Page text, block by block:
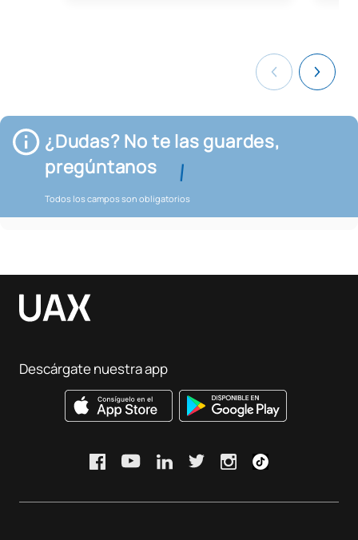
¿Dudas? No te las guardes,
pregúntanos
Todos los campos son obligatorios
Descárgate nuestra app